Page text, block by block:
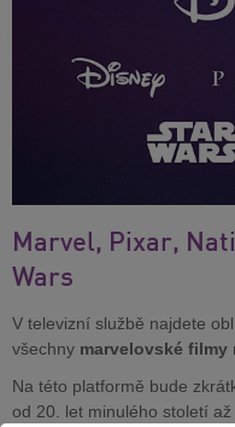
Marvel, Pixar,
Wars
V televizní službě najdete
všechny marvelovské filmy
Na této platformě bude
od 20. let minulého století